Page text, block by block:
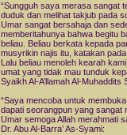
“Sungguh saya merasa sangat
duduk dan melihat takjub pada
Umar sangat bersahaja dan
memberitahunya bahwa begitu
beliau. Beliau berkata kepada
musyrikin najis itu, katakan
Lalu beliau menoleh kearah
umat yang tidak mau tunduk
Syaikh Al-A’llamah Al-Muhaddits
“Saya mencoba untuk
dapati seorangpun yang sangat
Umar semoga Allah merahmati
Dr. Abu Al-Barra’ As-Syami: